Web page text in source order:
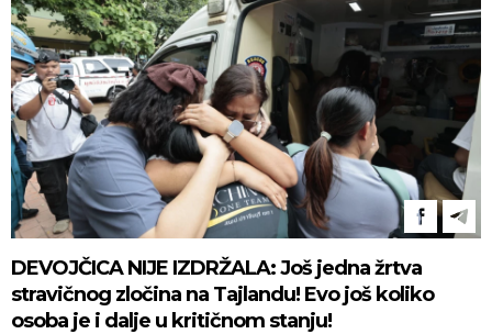
DEVOJČICA NIJE IZDRŽALA: Još jedna žrtva
stravičnog zločina na Tajlandu! Evo još koliko
osoba je i dalje u kritičnom stanju!